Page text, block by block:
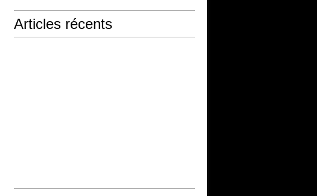
Articles récents